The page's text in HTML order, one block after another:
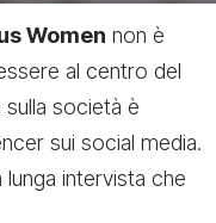
Women non è
al centro del
società è
sui social media.
lunga intervista che